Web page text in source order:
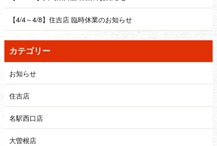
【4/4～4/8】住吉店 臨時休業のお知らせ
カテゴリー
お知らせ
住吉店
名駅西口店
大曽根店